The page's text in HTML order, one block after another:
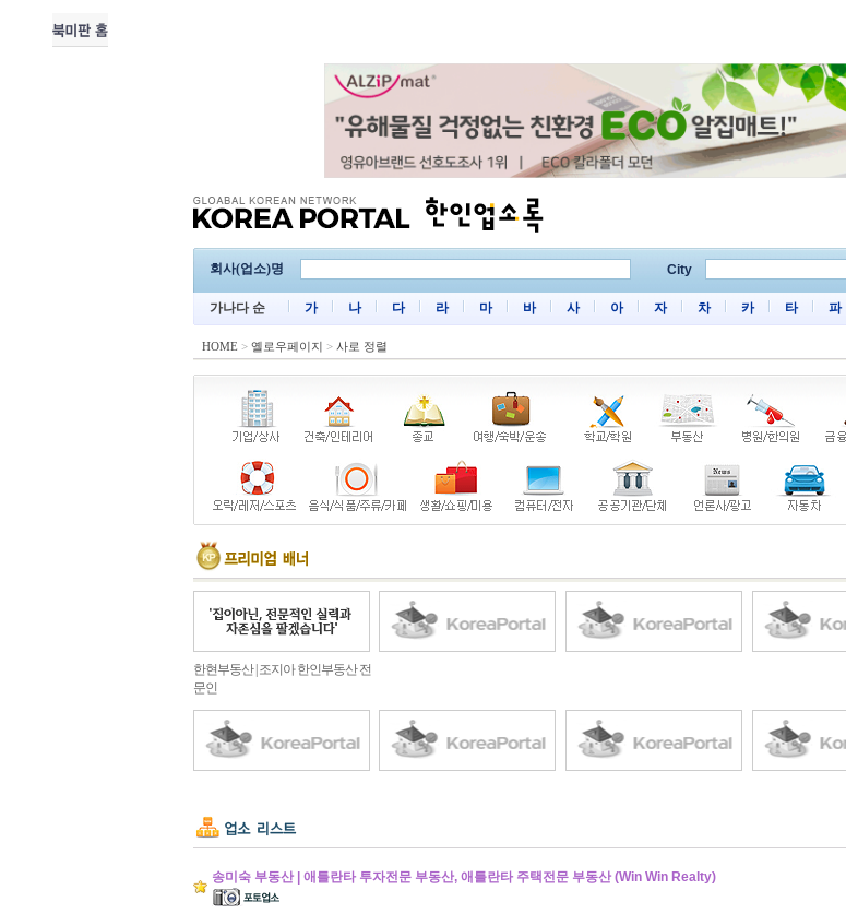
회사(업소)명 City
가나다 순 가 나 다 라 마 바 사 아 자 차 카 타 파
HOME > 옐로우페이지 > 사로 정렬
한현부동산 | 조지아 한인부동산 전
문인
송미숙 부동산 | 애틀란타 투자전문 부동산, 애틀란타 주택전문 부동산 (Win Win Realty)